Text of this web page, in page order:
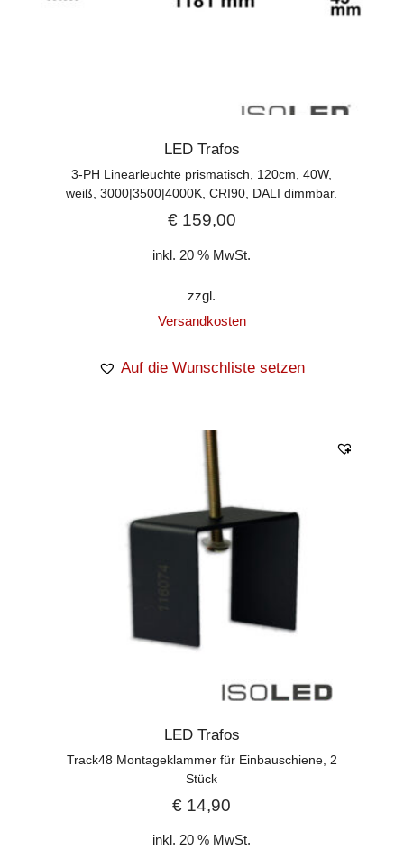
LED Trafos
3-PH Linearleuchte prismatisch, 120cm, 40W,
weiß, 3000|3500|4000K, CRI90, DALI dimmbar.
€159,00
inkl. 20 % MwSt.
zzgl.
Versandkosten
Auf die Wunschliste setzen
LED Trafos
Track48 Montageklammer für Einbauschiene, 2
Stück
€ 14,90
inkl. 20 % MwSt.